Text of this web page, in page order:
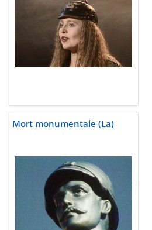
Mort monumentale (La)